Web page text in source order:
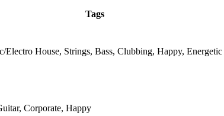
Tags
Electro House, Strings, Bass, Clubbing, Happy, Energetic
Corporate, Happy